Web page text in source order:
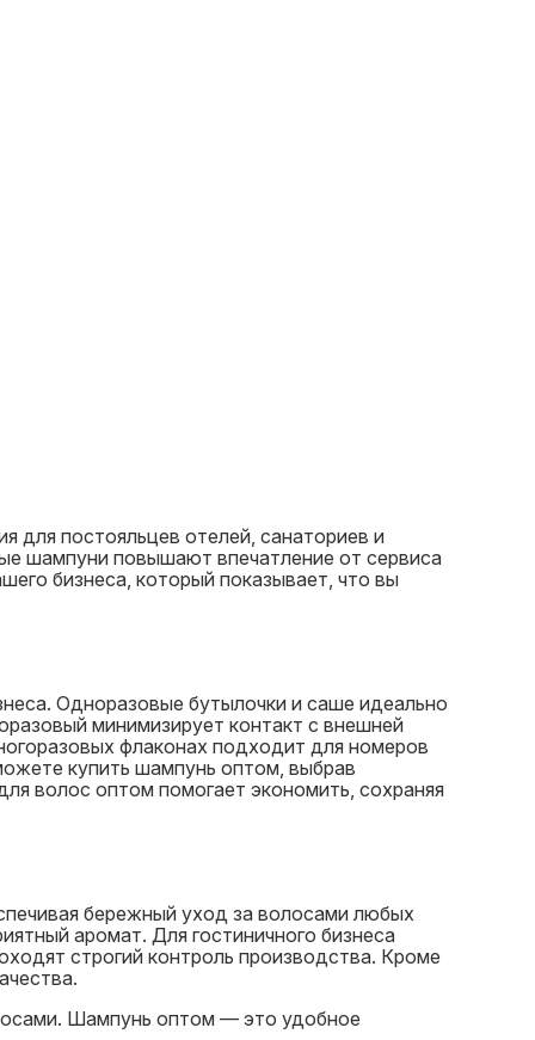
для постояльцев отелей, санаториев и
шампуни повышают впечатление от сервиса
бизнеса, который показывает, что вы
Одноразовые бутылочки и саше идеально
минимизирует контакт с внешней
флаконах подходит для номеров
купить шампунь оптом, выбрав
волос оптом помогает экономить, сохраняя
бережный уход за волосами любых
аромат. Для гостиничного бизнеса
строгий контроль производства. Кроме
Шампунь оптом — это удобное